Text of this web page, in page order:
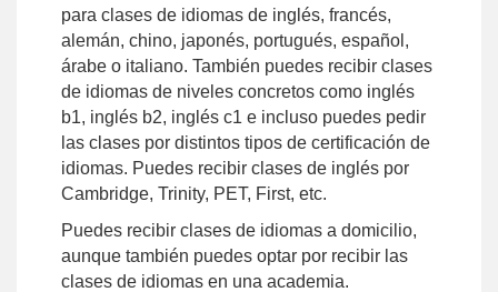
para clases de idiomas de inglés, francés,
alemán, chino, japonés, portugués, español,
árabe o italiano. También puedes recibir clases
de idiomas de niveles concretos como inglés
b1, inglés b2, inglés c1 e incluso puedes pedir
las clases por distintos tipos de certificación de
idiomas. Puedes recibir clases de inglés por
Cambridge, Trinity, PET, First, etc.
Puedes recibir clases de idiomas a domicilio,
aunque también puedes optar por recibir las
clases de idiomas en una academia.